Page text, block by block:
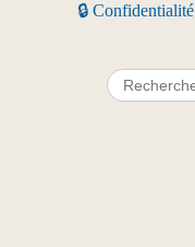
🔒 Confidentialité